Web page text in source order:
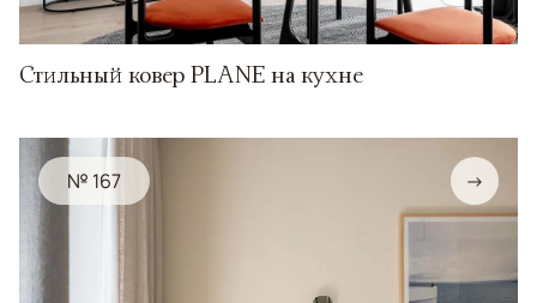
Стильный ковер PLANE на кухне
№ 167 →